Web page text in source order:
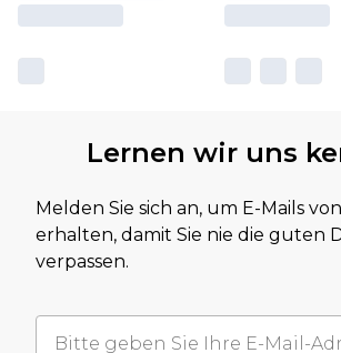
Lernen wir uns
Melden Sie sich an, um E-Mails
erhalten, damit Sie nie die guten
verpassen.